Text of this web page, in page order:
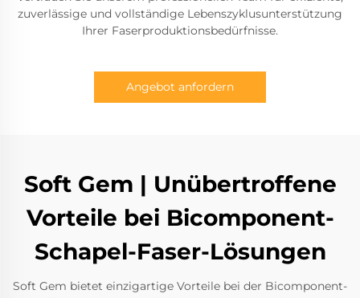
zuverlässige und vollständige Lebenszyklusunterstützung
Ihrer Faserproduktionsbedürfnisse.
Angebot anfordern
Soft Gem | Unübertroffene
Vorteile bei Bicomponent-
Schapel-Faser-Lösungen
Soft Gem bietet einzigartige Vorteile bei der Bicomponent-